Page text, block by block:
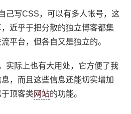
己写CSS，可以有多人帐号，这
近乎于把分散的独立博客都集
平台，但各自又是独立的。
实际上也有大用处，它方便了我
，而且这些信息还能切实增加
顶客类 网站的功能。